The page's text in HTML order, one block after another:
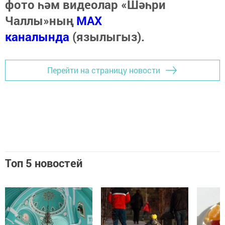
фото һәм видеолар «Шәһри
Чаллы»ныңMAX
каналында (язылыгыз).
Перейти на страницу новости
Топ 5 новостей